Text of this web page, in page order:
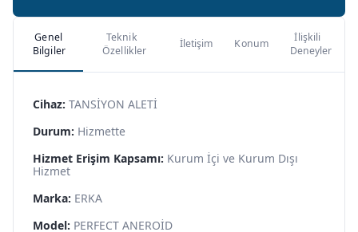
Genel
Bilgiler
Teknik
Özellikler
İletişim Konum
İlişkili
Deneyler
Cihaz: TANSİYON ALETİ
Durum: Hizmette
Hizmet Erişim Kapsamı: Kurum İçi ve Kurum Dışı
Hizmet
Marka: ERKA
Model: PERFECT ANEROİD